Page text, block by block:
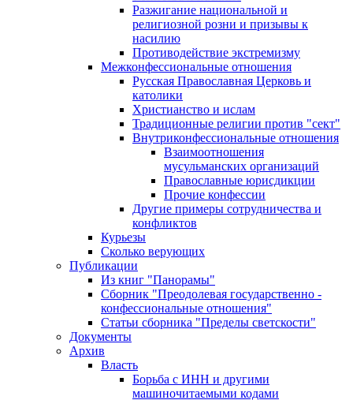
Разжигание национальной и
религиозной розни и призывы к
насилию
Противодействие экстремизму
Межконфессиональные отношения
Русская Православная Церковь и
католики
Христианство и ислам
Традиционные религии против "сект"
Внутриконфессиональные отношения
Взаимоотношения
мусульманских организаций
Православные юрисдикции
Прочие конфессии
Другие примеры сотрудничества и
конфликтов
Курьезы
Сколько верующих
Публикации
Из книг "Панорамы"
Сборник "Преодолевая государственно -
конфессиональные отношения"
Статьи сборника "Пределы светскости"
Документы
Архив
Власть
Борьба с ИНН и другими
машиночитаемыми кодами